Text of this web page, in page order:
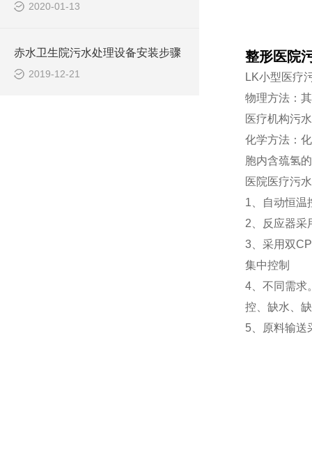
2020-01-13
赤水卫生院污水处理设备安装步骤
2019-12-21
整形医院
LK小型医疗
物理方法：
医疗机构污
化学方法：
胞内含巯氢
医院医疗污
1、自动恒温
2、反应器采
3、采用双
集中控制
4、不同需求
控、缺水、
5、原料输送